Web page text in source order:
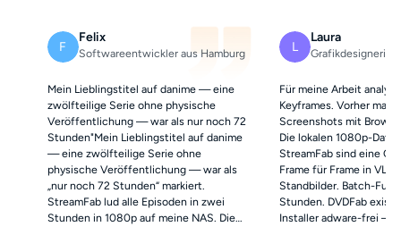
F
Felix
Softwareentwickler aus Hamburg
Mein Lieblingstitel auf danime — eine
zwölfteilige Serie ohne physische
Veröffentlichung — war als nur noch 72
Stunden"Mein Lieblingstitel auf danime
— eine zwölfteilige Serie ohne
physische Veröffentlichung — war als
„nur noch 72 Stunden“ markiert.
StreamFab lud alle Episoden in zwei
Stunden in 1080p auf meine NAS. Die
L
Laura
Grafikdesignerin
Für meine Arbeit
Keyframes. Vorher
Screenshots mit
Die lokalen 1080p-
StreamFab sind eine
Frame für Frame in
Standbilder. Batch-
Stunden. DVDFab
Installer adware-frei —